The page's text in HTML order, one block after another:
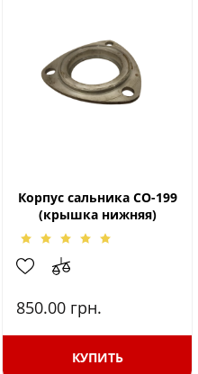
Корпус сальника СО-199
(крышка нижняя)
850.00 грн.
КУПИТЬ